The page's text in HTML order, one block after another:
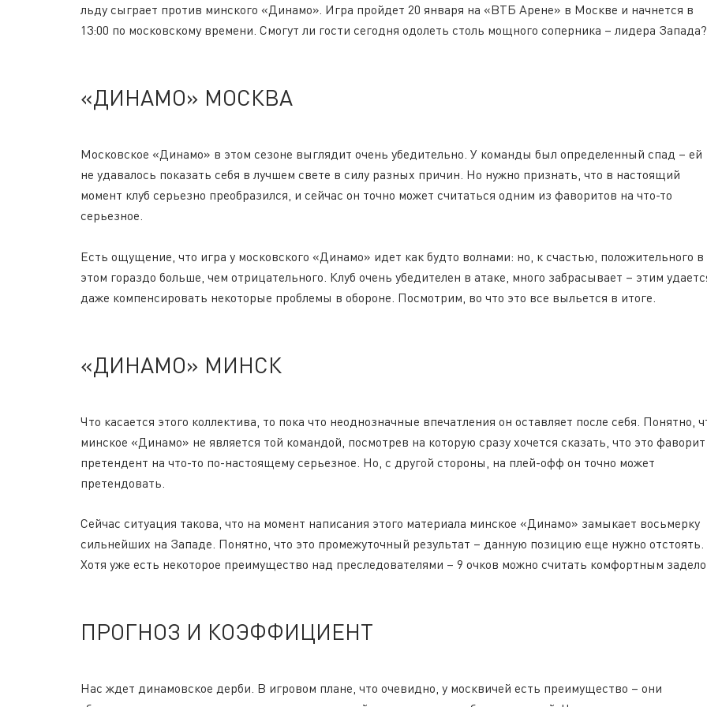
льду сыграет против минского «Динамо». Игра пройдет 20 января на «ВТБ Арене» в Москве и начнется в
13:00 по московскому времени. Смогут ли гости сегодня одолеть столь мощного соперника – лидера Запада?
«ДИНАМО» МОСКВА
Московское «Динамо» в этом сезоне выглядит очень убедительно. У команды был определенный спад – ей
не удавалось показать себя в лучшем свете в силу разных причин. Но нужно признать, что в настоящий
момент клуб серьезно преобразился, и сейчас он точно может считаться одним из фаворитов на что-то
серьезное.
Есть ощущение, что игра у московского «Динамо» идет как будто волнами: но, к счастью, положительного в
этом гораздо больше, чем отрицательного. Клуб очень убедителен в атаке, много забрасывает – этим
даже компенсировать некоторые проблемы в обороне. Посмотрим, во что это все выльется в итоге.
«ДИНАМО» МИНСК
Что касается этого коллектива, то пока что неоднозначные впечатления он оставляет после себя. Понятно,
минское «Динамо» не является той командой, посмотрев на которую сразу хочется сказать, что это
претендент на что-то по-настоящему серьезное. Но, с другой стороны, на плей-офф он точно может
претендовать.
Сейчас ситуация такова, что на момент написания этого материала минское «Динамо» замыкает восьмерку
сильнейших на Западе. Понятно, что это промежуточный результат – данную позицию еще нужно отстоять.
Хотя уже есть некоторое преимущество над преследователями – 9 очков можно считать комфортным
ПРОГНОЗ И КОЭФФИЦИЕНТ
Нас ждет динамовское дерби. В игровом плане, что очевидно, у москвичей есть преимущество – они